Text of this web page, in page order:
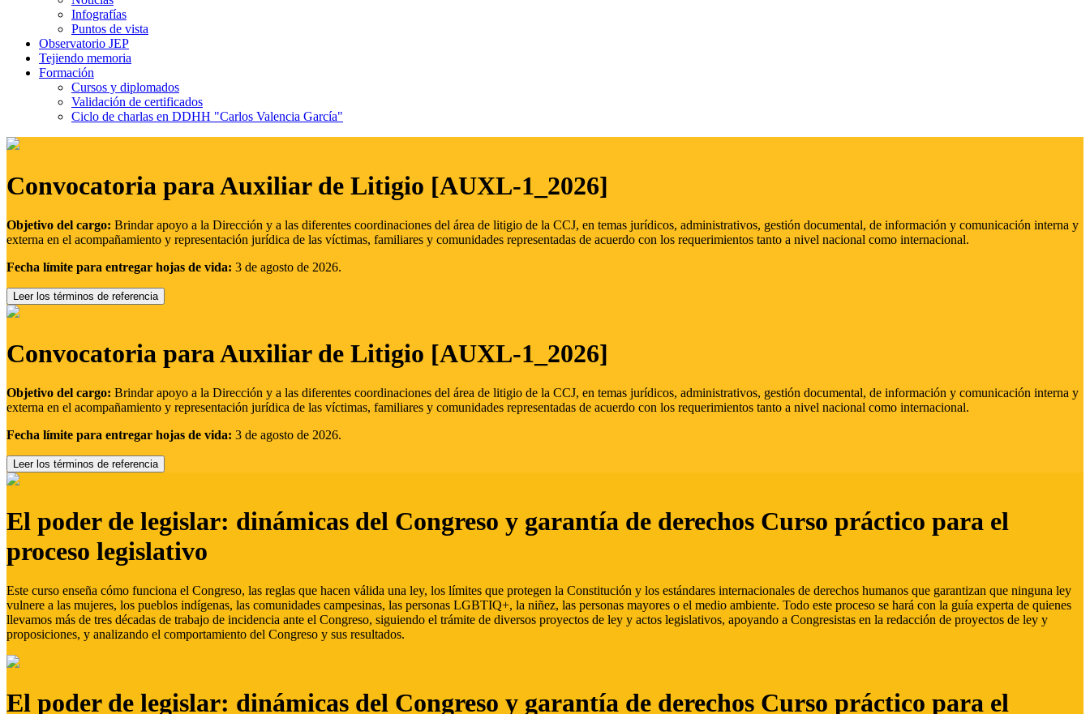
Infografías
Puntos de vista
Observatorio JEP
Tejiendo memoria
Formación
Cursos y diplomados
Validación de certificados
Ciclo de charlas en DDHH "Carlos Valencia García"
Convocatoria para Auxiliar de Litigio [AUXL-1_2026]
Objetivo del cargo: Brindar apoyo a la Dirección y a las diferentes coordinaciones del área de litigio de la CCJ, en temas jurídicos, administrativos, gestión documental, de información y comunicación interna y
externa en el acompañamiento y representación jurídica de las víctimas, familiares y comunidades representadas de acuerdo con los requerimientos tanto a nivel nacional como internacional.
Fecha límite para entregar hojas de vida: 3 de agosto de 2026.
Leer los términos de referencia
Convocatoria para Auxiliar de Litigio [AUXL-1_2026]
Objetivo del cargo: Brindar apoyo a la Dirección y a las diferentes coordinaciones del área de litigio de la CCJ, en temas jurídicos, administrativos, gestión documental, de información y comunicación interna y
externa en el acompañamiento y representación jurídica de las víctimas, familiares y comunidades representadas de acuerdo con los requerimientos tanto a nivel nacional como internacional.
Fecha límite para entregar hojas de vida: 3 de agosto de 2026.
Leer los términos de referencia
El poder de legislar: dinámicas del Congreso y garantía de derechos Curso práctico para el
proceso legislativo
Este curso enseña cómo funciona el Congreso, las reglas que hacen válida una ley, los límites que protegen la Constitución y los estándares internacionales de derechos humanos que garantizan que ninguna ley
vulnere a las mujeres, los pueblos indígenas, las comunidades campesinas, las personas LGBTIQ+, la niñez, las personas mayores o el medio ambiente. Todo este proceso se hará con la guía experta de quienes
llevamos más de tres décadas de trabajo de incidencia ante el Congreso, siguiendo el trámite de diversos proyectos de ley y actos legislativos, apoyando a Congresistas en la redacción de proyectos de ley y
proposiciones, y analizando el comportamiento del Congreso y sus resultados.
El poder de legislar: dinámicas del Congreso y garantía de derechos Curso práctico para el